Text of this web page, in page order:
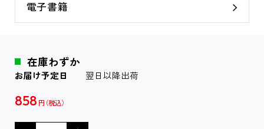
電子書籍
在庫わずか
お届け予定日 翌日以降出荷
858 円